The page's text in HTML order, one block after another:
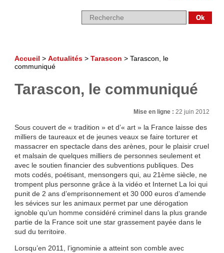
Accueil > Actualités> Tarascon > Tarascon, le
communiqué
Tarascon, le communiqué
Mise en ligne :22 juin 2012
Sous couvert de « tradition » et d’« art » la France laisse des
milliers de taureaux et de jeunes veaux se faire torturer et
massacrer en spectacle dans des arènes, pour le plaisir cruel
et malsain de quelques milliers de personnes seulement et
avec le soutien financier des subventions publiques. Des
mots codés, poétisant, mensongers qui, au 21ème siècle, ne
trompent plus personne grâce à la vidéo et Internet La loi qui
punit de 2 ans d’emprisonnement et 30 000 euros d’amende
les sévices sur les animaux permet par une dérogation
ignoble qu’un homme considéré criminel dans la plus grande
partie de la France soit une star grassement payée dans le
sud du territoire.
Lorsqu’en 2011, l’ignominie a atteint son comble avec